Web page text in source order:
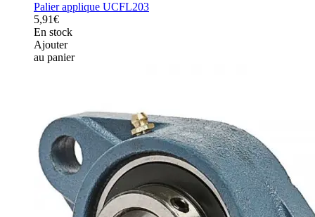
Palier applique UCFL203
5,91€
En stock
Ajouter
au panier